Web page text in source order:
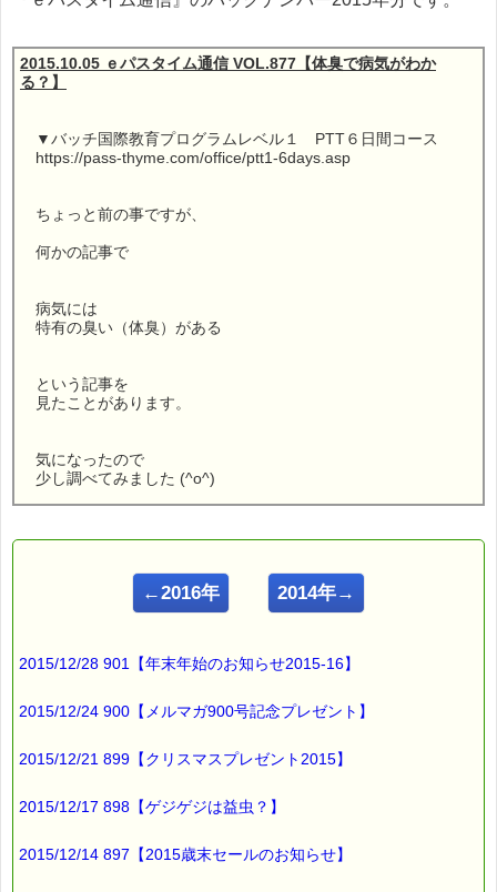
2015.10.05 ｅパスタイム通信 VOL.877【体臭で病気がわか
る？】
▼バッチ国際教育プログラムレベル１ PTT６日間コース
https://pass-thyme.com/office/ptt1-6days.asp
ちょっと前の事ですが、
何かの記事で
病気には
特有の臭い（体臭）がある
という記事を
見たことがあります。
気になったので
少し調べてみました (^o^)
ｅパスタイム店長の
ルコ＠千葉るみこ （主婦、二児の母） でございます。
【体臭で病気がわかる？】
「体臭」と聞いて
身体の状態に応じて変わるそうで、
←2016年 2014年→
2015/12/28 901【年末年始のお知らせ2015-16】
2015/12/24 900【メルマガ900号記念プレゼント】
2015/12/21 899【クリスマスプレゼント2015】
2015/12/17 898【ゲジゲジは益虫？】
2015/12/14 897【2015歳末セールのお知らせ】